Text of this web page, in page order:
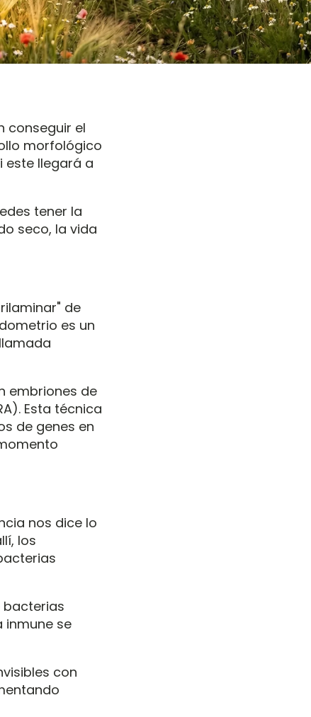
conseguir el
morfológico
este llegará a
tener la
seco, la vida
de
es un
embriones de
Esta técnica
de genes en
nos dice lo
los
bacterias
inmune se
con